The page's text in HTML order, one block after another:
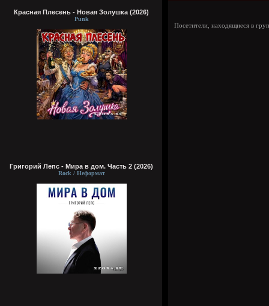
Красная Плесень - Новая Золушка (2026)
Punk
Григорий Лепс - Мира в дом. Часть 2 (2026)
Rock / Неформат
Посетители, находящиеся в